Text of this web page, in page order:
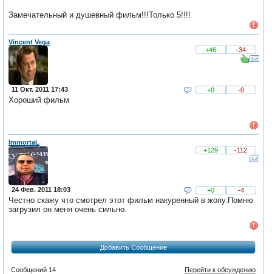
Замечательный и душевный фильм!!!Только 5!!!!
Vincent Vega
+46
-34
11 Окт. 2011 17:43 +0 -0
Хороший фильм
ImmortaL
+129
-112
24 Фев. 2011 18:03 +0 -4
Честно скажу что смотрел этот фильм накуренный в жопу.Помню
загрузил он меня очень сильно.
Добавить Сообщение
Сообщений 14 Перейти к обсуждению